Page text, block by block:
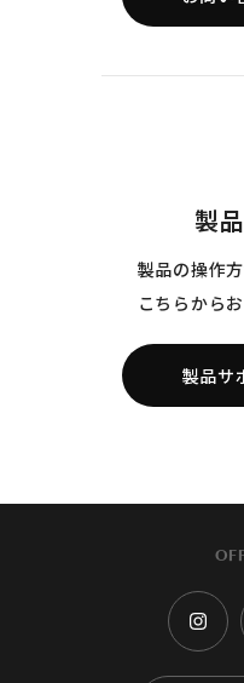
製
製品の操作
こちらから
製品サ